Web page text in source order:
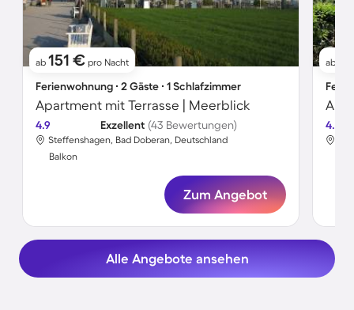
ab 151 € pro Nacht
Ferienwohnung ∙ 2 Gäste ∙ 1 Schlafzimmer
Apartment mit Terrasse | Meerblick
4.9 Exzellent (43 Bewertungen)
Steffenshagen, Bad Doberan, Deutschland
Balkon
Zum Angebot
ab
4.5
Alle Angebote ansehen